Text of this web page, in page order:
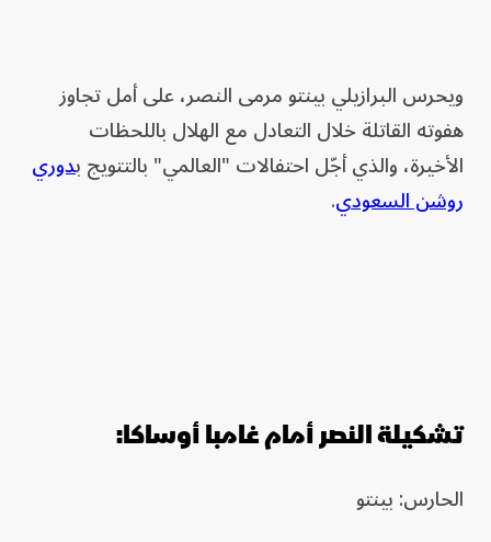
ويحرس البرازيلي بينتو مرمى النصر، على أمل تجاوز
هفوته القاتلة خلال التعادل مع الهلال باللحظات
الأخيرة، والذي أجّل احتفالات "العالمي" بالتتويج بدوري
روشن السعودي.
تشكيلة النصر أمام غامبا أوساكا:
الحارس: بينتو